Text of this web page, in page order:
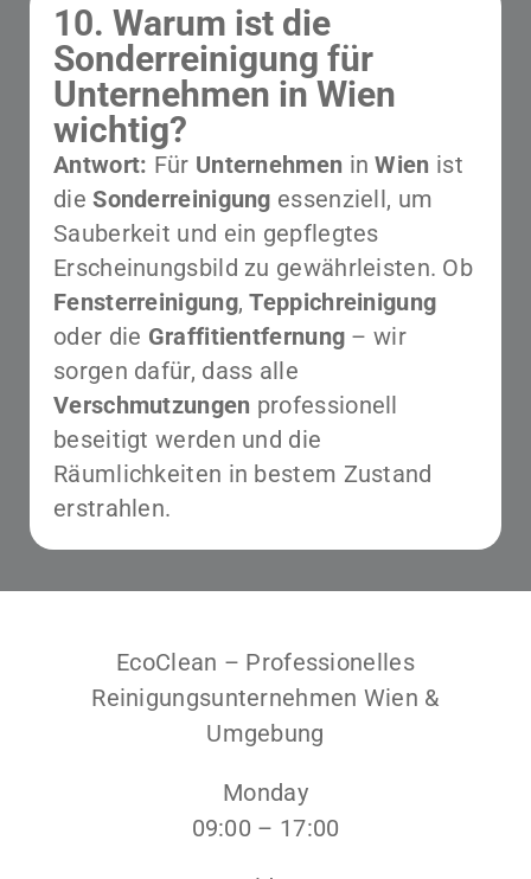
10. Warum ist die
Sonderreinigung für
Unternehmen in Wien
wichtig?
Antwort: Für Unternehmen inWien ist
dieSonderreinigung essenziell, um
Sauberkeit und ein gepflegtes
Erscheinungsbild zu gewährleisten. Ob
Fensterreinigung,Teppichreinigung
oder die Graffitientfernung – wir
sorgen dafür, dass alle
Verschmutzungen professionell
beseitigt werden und die
Räumlichkeiten in bestem Zustand
erstrahlen.
EcoClean – Professionelles
Reinigungsunternehmen Wien &
Umgebung
Monday
09:00 – 17:00